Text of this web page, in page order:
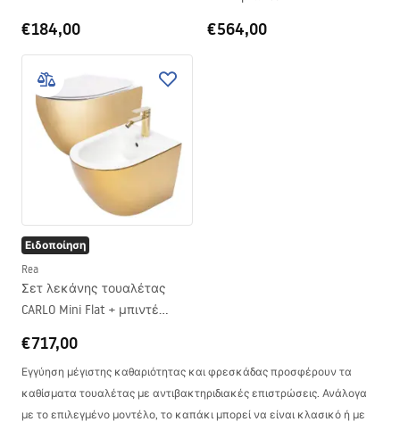
€184,00 €564,00
Ειδοποίηση
Rea
Σετ λεκάνης τουαλέτας
CARLO Mini Flat + μπιντέ
€717,00
Εγγύηση μέγιστης καθαριότητας και φρεσκάδας προσφέρουν τα
καθίσματα τουαλέτας με αντιβακτηριδιακές επιστρώσεις. Ανάλογα
με το επιλεγμένο μοντέλο, το καπάκι μπορεί να είναι κλασικό ή με